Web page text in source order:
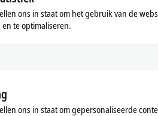
products
ons in staat om het gebruik van de
te optimaliseren.
ons in staat om gepersonaliseerde